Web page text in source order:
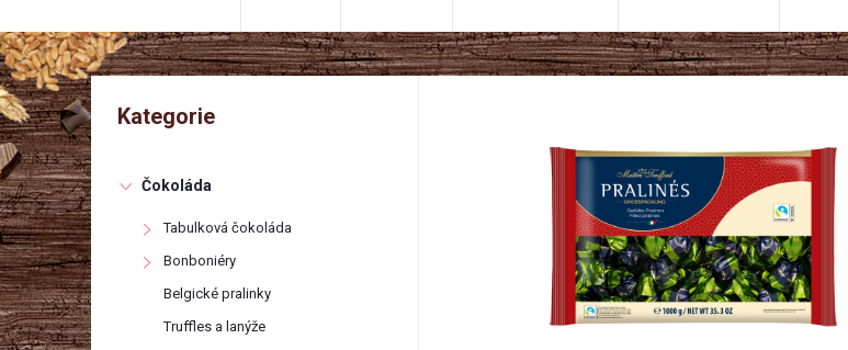
P
o
s
t
r
Přeskočit
kategorie
Kategorie
Čokoláda
Tabulková čokoláda
Bonboniéry
Belgické pralinky
Truffles a lanýže